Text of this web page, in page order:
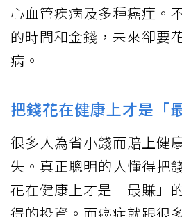
心血管疾病及多種癌症。
的時間和金錢，未來卻要
病。
把錢花在健康上才是「
很多人為省小錢而賠上健
失。真正聰明的人懂得把
花在健康上才是「最賺」